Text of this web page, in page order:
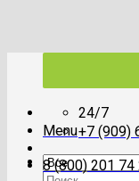
Menu
24/7
+7 (909)
8 (800) 201 74